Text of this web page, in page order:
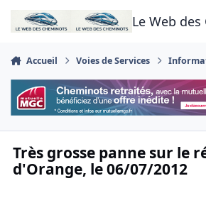
Aller au contenu
Le Web
Accueil Voies de Services
Très grosse panne sur le
d'Orange, le 06/07/2012